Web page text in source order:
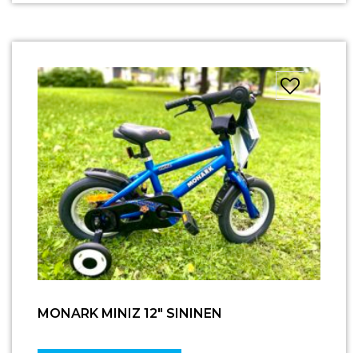
MONARK MINIZ 12″ SININEN